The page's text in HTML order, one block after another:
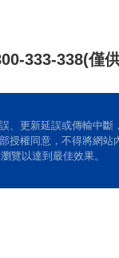
333-338(僅
、更新延誤或傳輸中
授權同意，不得將網站
覽以達到最佳效果。